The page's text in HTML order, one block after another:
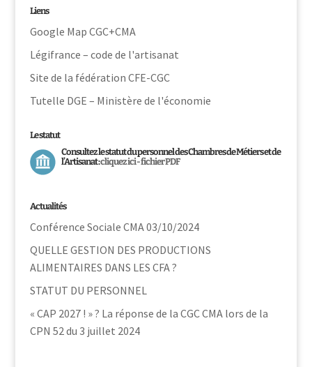
Liens
Google Map CGC+CMA
Légifrance – code de l'artisanat
Site de la fédération CFE-CGC
Tutelle DGE – Ministère de l'économie
Le statut
Consultez le statut du personnel des Chambres de Métiers et de
l’Artisanat :cliquez ici - fichier PDF
Actualités
Conférence Sociale CMA 03/10/2024
QUELLE GESTION DES PRODUCTIONS
ALIMENTAIRES DANS LES CFA ?
STATUT DU PERSONNEL
« CAP 2027 ! » ? La réponse de la CGC CMA lors de la
CPN 52 du 3 juillet 2024